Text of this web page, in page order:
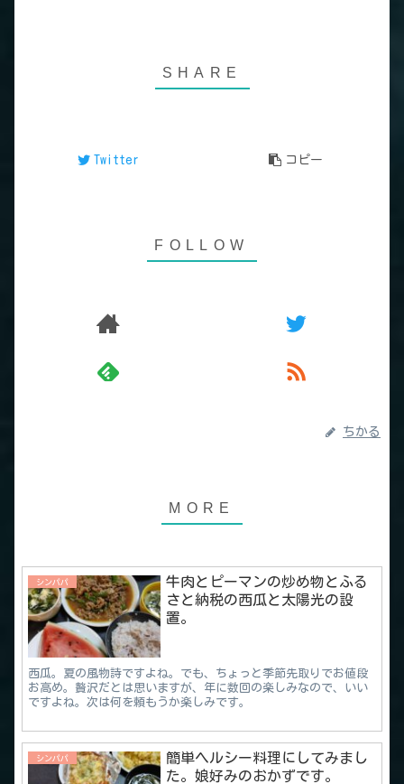
Twitter コピー
ちかる
シンパパ
牛肉とピーマンの炒め物とふる
さと納税の西瓜と太陽光の設
置。
西瓜。夏の風物詩ですよね。でも、ちょっと季節先取りでお値段
お高め。贅沢だとは思いますが、年に数回の楽しみなので、いい
ですよね。次は何を頼もうか楽しみです。
シンパパ
簡単ヘルシー料理にしてみまし
た。娘好みのおかずです。